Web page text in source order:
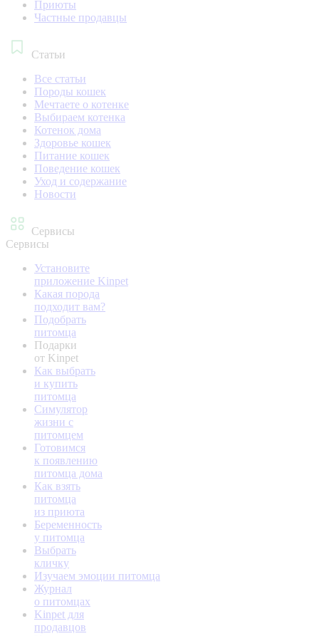
Приюты
Частные продавцы
Статьи
Все статьи
Породы кошек
Мечтаете о котенке
Выбираем котенка
Котенок дома
Здоровье кошек
Питание кошек
Поведение кошек
Уход и содержание
Новости
Сервисы
Сервисы
Установите
приложение Kinpet
Какая порода
подходит вам?
Подобрать
питомца
Подарки
от Kinpet
Как выбрать
и купить
питомца
Симулятор
жизни с
питомцем
Готовимся
к появлению
питомца дома
Как взять
питомца
из приюта
Беременность
у питомца
Выбрать
кличку
Изучаем эмоции питомца
Журнал
о питомцах
Kinpet для
продавцов